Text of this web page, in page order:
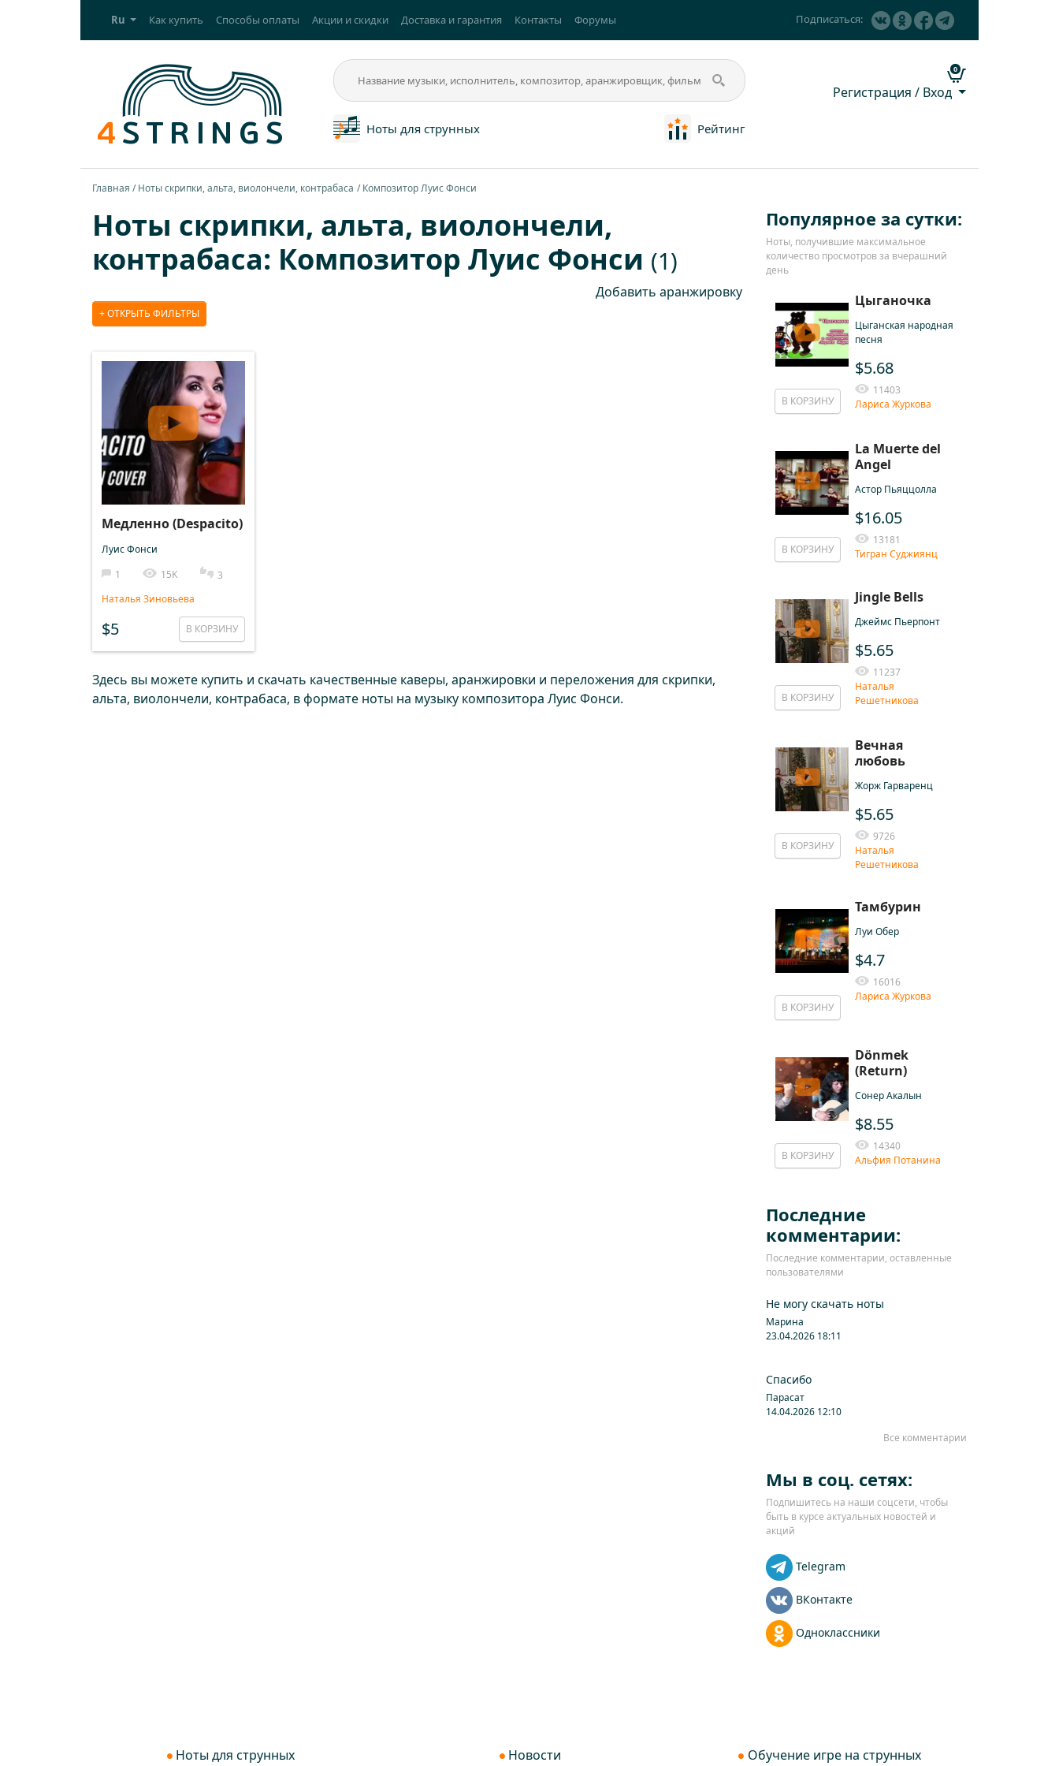
Ru Как купить Способы оплаты Акции и скидки Доставка и гарантия Контакты Форумы Подписаться:
Ноты для струнных Рейтинг
0
Регистрация / Вход
Главная Ноты скрипки, альта, виолончели, контрабаса Композитор Луис Фонси
Ноты скрипки, альта, виолончели,
контрабаса: Композитор Луис Фонси (1)
Добавить аранжировку
ОТКРЫТЬ ФИЛЬТРЫ
Медленно (Despacito)
Луис Фонси
1
15K
3
Наталья Зиновьева
$5 В КОРЗИНУ
Здесь вы можете купить и скачать качественные каверы, аранжировки и переложения для скрипки,
альта, виолончели, контрабаса, в формате ноты на музыку композитора Луис Фонси.
Популярное за сутки:
Ноты, получившие максимальное
количество просмотров за вчерашний
день
В КОРЗИНУ
Цыганочка
Цыганская народная
песня
$5.68
11403
Лариса Журкова
В КОРЗИНУ
La Muerte del
Angel
Астор Пьяццолла
$16.05
13181
Тигран Суджиянц
В КОРЗИНУ
Jingle Bells
Джеймс Пьерпонт
$5.65
11237
Наталья
Решетникова
В КОРЗИНУ
Вечная
любовь
Жорж Гарваренц
$5.65
9726
Наталья
Решетникова
В КОРЗИНУ
Тамбурин
Луи Обер
$4.7
16016
Лариса Журкова
В КОРЗИНУ
Dönmek
(Return)
Сонер Акалын
$8.55
14340
Альфия Потанина
Последние
комментарии:
Последние комментарии, оставленные
пользователями
Не могу скачать ноты
Марина
23.04.2026 18:11
Спасибо
Парасат
14.04.2026 12:10
Все комментарии
Мы в соц. сетях:
Подпишитесь на наши соцсети, чтобы
быть в курсе актуальных новостей и
акций
Telegram
ВКонтакте
Одноклассники
Ноты для струнных
Новости
Обучение игре на струнных